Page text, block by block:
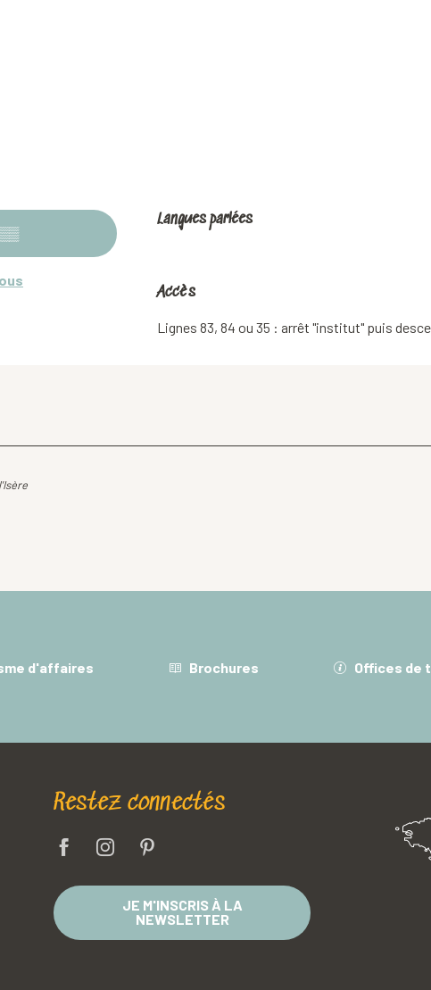
▒▒
Langues parlées
Langues parlées
Accès
Accès
Lignes 83, 84 ou 35 : arrêt "institut" puis
d'affaires Brochures Offices de
Restez connectés
JE M'INSCRIS À LA
NEWSLETTER